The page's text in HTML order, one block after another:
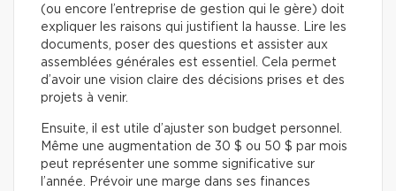
(ou encore l’entreprise de gestion qui le gère) doit
expliquer les raisons qui justifient la hausse. Lire les
documents, poser des questions et assister aux
assemblées générales est essentiel. Cela permet
d’avoir une vision claire des décisions prises et des
projets à venir.
Ensuite, il est utile d’ajuster son budget personnel.
Même une augmentation de 30 $ ou 50 $ par mois
peut représenter une somme significative sur
l’année. Prévoir une marge dans ses finances